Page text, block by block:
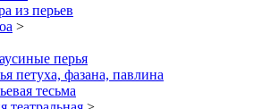
из перьев
>
перья
петуха, фазана, павлина
тесьма